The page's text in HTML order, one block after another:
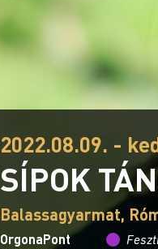
2022.08.09. -
SÍPOK
Balassagyarmat,
OrgonaPont